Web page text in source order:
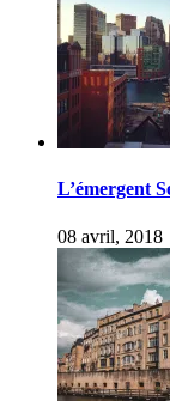
L’émergent
08 avril, 2018